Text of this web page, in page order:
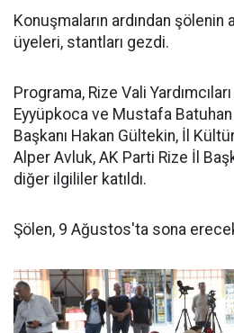
Konuşmaların ardından şölenin
üyeleri, stantları gezdi.
Programa, Rize Vali
Eyyüpkoca ve Mustafa Batuhan
Başkanı Hakan Gültekin, İl
Alper Avluk, AK Parti Rize İl
diğer ilgililer katıldı.
Şölen, 9 Ağustos'ta sona